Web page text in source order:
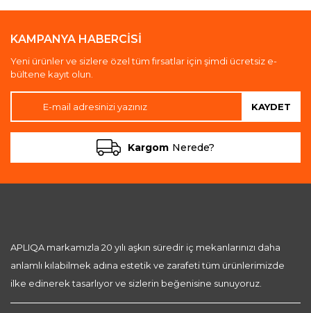
KAMPANYA HABERCİSİ
Yeni ürünler ve sizlere özel tüm fırsatlar için şimdi ücretsiz e-
bültene kayıt olun.
KAYDET
Kargom Nerede?
APLIQA markamızla 20 yılı aşkın süredir iç mekanlarınızı daha
anlamlı kılabilmek adına estetik ve zarafeti tüm ürünlerimizde
ilke edinerek tasarlıyor ve sizlerin beğenisine sunuyoruz.